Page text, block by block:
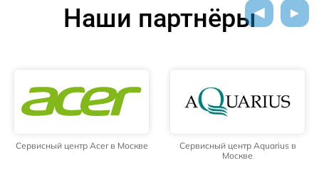
Наши партнёры
Сервисный центр Acer в Москве
Сервисный центр Aquarius в
Москве